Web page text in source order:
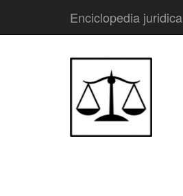
Enciclopedia juridica